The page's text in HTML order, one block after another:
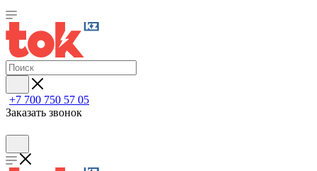
+7 700 750 57 05
Заказать звонок